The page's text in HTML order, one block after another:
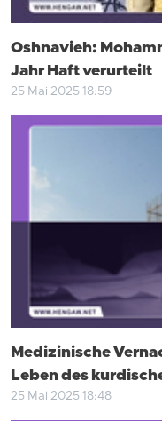
Oshnavieh:
Jahr Haft verurteilt
25 Mai 2025 18:59
Medizinische
Leben des
25 Mai 2025 18:48